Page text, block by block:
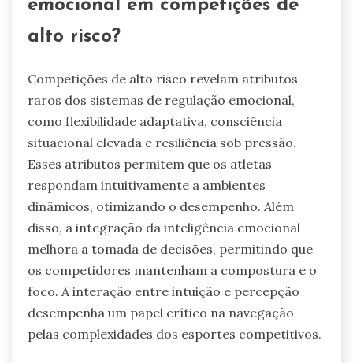
emocional em competições de
alto risco?
Competições de alto risco revelam atributos
raros dos sistemas de regulação emocional,
como flexibilidade adaptativa, consciência
situacional elevada e resiliência sob pressão.
Esses atributos permitem que os atletas
respondam intuitivamente a ambientes
dinâmicos, otimizando o desempenho. Além
disso, a integração da inteligência emocional
melhora a tomada de decisões, permitindo que
os competidores mantenham a compostura e o
foco. A interação entre intuição e percepção
desempenha um papel crítico na navegação
pelas complexidades dos esportes competitivos.